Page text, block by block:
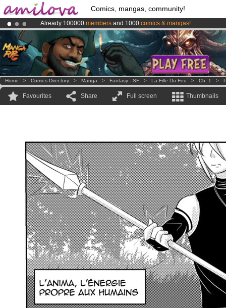
Comics, mangas, community!
Already 100000 members and 1000 comics & mangas!.
AmilovaKickstarter is now LIVE!.
Premium membership from3.95 euros per month !Get membership
Home > Comics Directory > Manga > Fantasy - SF > La Fille Du Feu > Ch. 1 >
Favourites Share Full screen Thumbnails